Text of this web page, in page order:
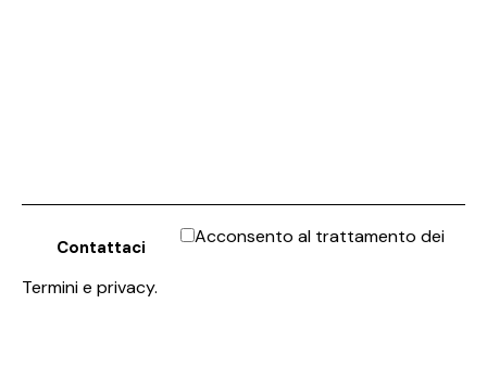
Acconsento al trattamento dei
Termini e privacy.